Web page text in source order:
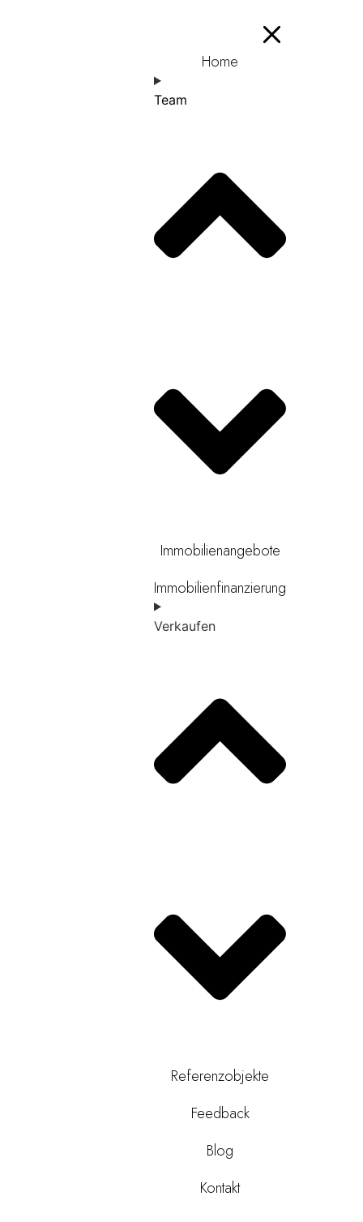
Home
Team
Immobilienangebote
Immobilienfinanzierung
Verkaufen
Referenzobjekte
Feedback
Blog
Kontakt